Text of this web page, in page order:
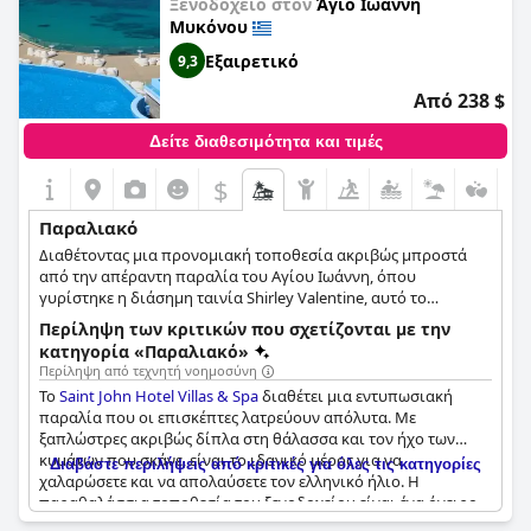
Μυκόνου
9,3 Εξαιρετικό
Από 238 $
Δείτε διαθεσιμότητα και τιμές
$
Παραλιακό
Διαθέτοντας μια προνομιακή τοποθεσία ακριβώς μπροστά
από την απέραντη παραλία του Αγίου Ιωάννη, όπου
γυρίστηκε η διάσημη ταινία Shirley Valentine, αυτό το
πολυτελές ξενοδοχείο θα κάνει τη διαμονή κάθε επισκέπτη τις
πιο ευχάριστες και χαλαρωτικές διακοπές δίπλα στην
παραλία. Η παραλία ακριβώς μπροστά από το ξενοδοχείο
διαθέτει ξαπλώστρες και ομπρέλες όπου οι επισκέπτες
μπορούν να χαλαρώσουν και να ξεκουραστούν, ενώ η
εξωτερική πισίνα infinity προσφέρει επίσης εκπληκτική θέα
στη θάλασσα και την παραλία.
Περίληψη των κριτικών που σχετίζονται με την
κατηγορία «Παραλιακό»
Περίληψη από τεχνητή νοημοσύνη
ΤοSaint John Hotel Villas & Spaδιαθέτει μια εντυπωσιακή
παραλία που οι επισκέπτες λατρεύουν απόλυτα. Με
ξαπλώστρες ακριβώς δίπλα στη θάλασσα και τον ήχο των
κυμάτων που σκάνε, είναι το ιδανικό μέρος για να
χαλαρώσετε και να απολαύσετε τον ελληνικό ήλιο. Η
παραθαλάσσια τοποθεσία του ξενοδοχείου είναι ένα όνειρο
με πολλούς να την περιγράφουν ως υπέροχη και όμορφη. Η
Διαβάστε περιλήψεις από κριτικές για όλες τις κατηγορίες